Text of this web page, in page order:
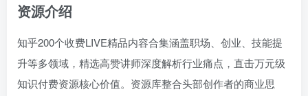
资源介绍
知乎200个收费LIVE精品内容合集涵盖职场、创业、技能提
升等多领域，精选高赞讲师深度解析行业痛点，直击万元级
知识付费资源核心价值。资源库整合头部创作者的商业思